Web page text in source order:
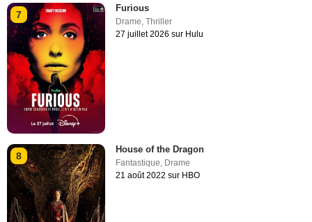
7
Furious
Drame,Thriller
27 juillet 2026 sur Hulu
8
House of the Dragon
Fantastique, Drame
21 août 2022 sur HBO